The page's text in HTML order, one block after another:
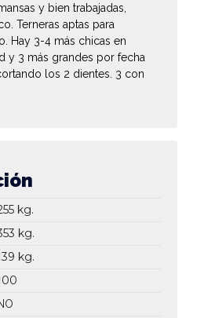
y bien trabajadas,
Terneras aptas para
Hay 3-4 más chicas en
y 3 más grandes por fecha
los 2 dientes. 3 con
kg.
kg.
kg.